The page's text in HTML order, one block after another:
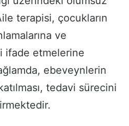
terapisi, çocukların
ve
ifade etmelerine
ebeveynlerin
tedavi sürecini